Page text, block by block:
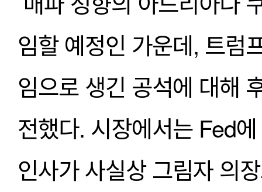
임할 예정인 가운데, 트럼
임으로 생긴 공석에 대해
전했다. 시장에서는 Fed
인사가 사실상 그림자 의